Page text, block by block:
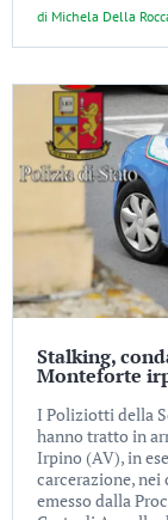
di Michela Della
Stalking,
Monteforte
I Poliziotti della
hanno tratto in
Irpino (AV), in
carcerazione,
emesso dalla